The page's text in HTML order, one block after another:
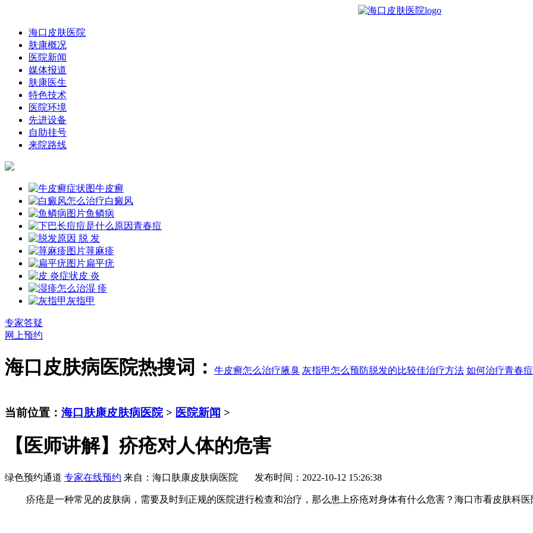
海口皮肤医院
肤康概况
医院新闻
媒体报道
肤康医生
特色技术
医院环境
先进设备
自助挂号
来院路线
牛皮癣
白癜风
鱼鳞病
青春痘
脱 发
荨麻疹
扁平疣
皮 炎
湿 疹
灰指甲
专家答疑
网上预约
海口皮肤病医院热搜词： 牛皮癣怎么治疗腋臭 灰指甲怎么预防脱发的比较佳治疗方法 如何治疗青春痘
当前位置： 海口肤康皮肤病医院> 医院新闻 >
【医师讲解】疥疮对人体的危害
绿色预约通道 专家在线预约 来自：海口肤康皮肤病医院 发布时间：2022-10-12 15:26:38
疥疮是一种常见的皮肤病，需要及时到正规的医院进行检查和治疗，那么患上疥疮对身体有什么危害？海口市看皮肤科医